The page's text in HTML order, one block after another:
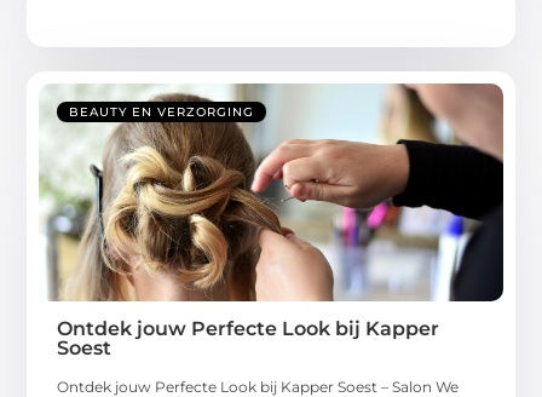
BEAUTY EN VERZORGING
Ontdek jouw Perfecte Look bij Kapper
Soest
Ontdek jouw Perfecte Look bij Kapper Soest – Salon We